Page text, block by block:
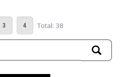
3 4 Total: 38